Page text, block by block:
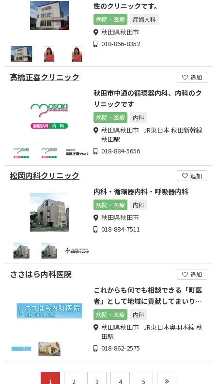
性のクリニックです。
病院・医療 産婦人科
秋田県秋田市
018-866-8352
高橋正喜クリニック 追加
秋田市中通の循環器内科、内科のク
リニックです
病院・医療 内科
秋田県秋田市 JR東日本 秋田新幹線
秋田駅
018-884-5656
松岡内科クリニック 追加
内科・循環器内科・呼吸器内科
病院・医療 内科
秋田県秋田市
018-884-7511
ささはら内科医院 追加
これからも何でも相談できる「町医
者」として地域に貢献してまいりま
す病院・医療 内科
秋田県秋田市 JR東日本奥羽本線 秋
田駅
018-862-2575
1 2 3 4 5